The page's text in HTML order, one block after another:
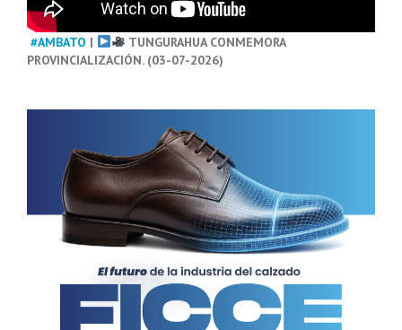
#AMBATO |
TUNGURAHUA CONMEMORA
PROVINCIALIZACIÓN. (03-07-2026)